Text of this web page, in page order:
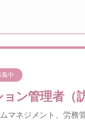
集中
ン管理者（
マネジメント、労務